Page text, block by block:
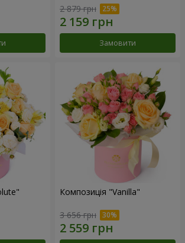
2 879 грн
Замовити
Композиція "Vanilla"
3 656 грн